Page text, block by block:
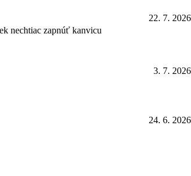
22. 7. 2026
nechtiac zapnúť kanvicu
3. 7. 2026
24. 6. 2026